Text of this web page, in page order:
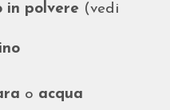
in polvere (vedi
o acqua